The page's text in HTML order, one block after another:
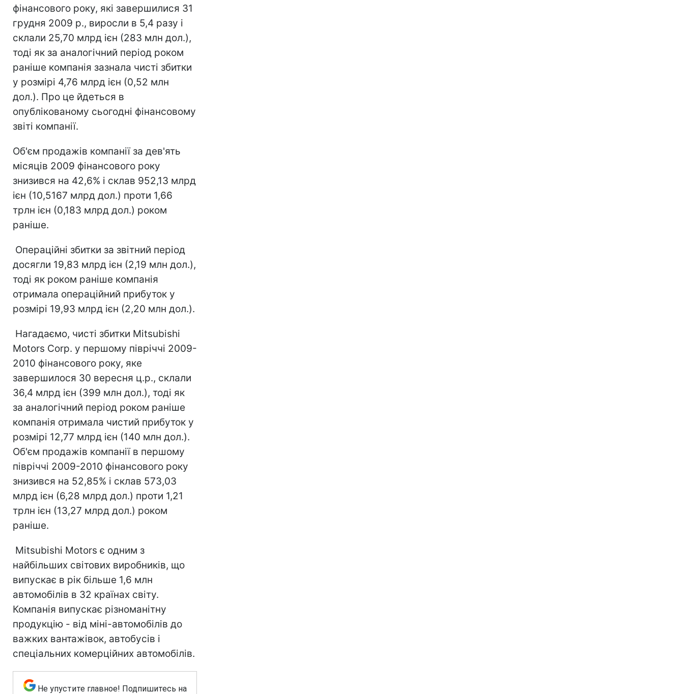
фінансового року, які завершилися 31
грудня 2009 р., виросли в 5,4 разу і
склали 25,70 млрд ієн (283 млн дол.),
тоді як за аналогічний період роком
раніше компанія зазнала чисті збитки
у розмірі 4,76 млрд ієн (0,52 млн
дол.). Про це йдеться в
опублікованому сьогодні фінансовому
звіті компанії.
Об'єм продажів компанії за дев'ять
місяців 2009 фінансового року
знизився на 42,6% і склав 952,13 млрд
ієн (10,5167 млрд дол.) проти 1,66
трлн ієн (0,183 млрд дол.) роком
раніше.
Операційні збитки за звітний період
досягли 19,83 млрд ієн (2,19 млн дол.),
тоді як роком раніше компанія
отримала операційний прибуток у
розмірі 19,93 млрд ієн (2,20 млн дол.).
Нагадаємо, чисті збитки Mitsubishi
Motors Corp. у першому півріччі 2009-
2010 фінансового року, яке
завершилося 30 вересня ц.р., склали
36,4 млрд ієн (399 млн дол.), тоді як
за аналогічний період роком раніше
компанія отримала чистий прибуток у
розмірі 12,77 млрд ієн (140 млн дол.).
Об'єм продажів компанії в першому
півріччі 2009-2010 фінансового року
знизився на 52,85% і склав 573,03
млрд ієн (6,28 млрд дол.) проти 1,21
трлн ієн (13,27 млрд дол.) роком
раніше.
Mitsubishi Motors є одним з
найбільших світових виробників, що
випускає в рік більше 1,6 млн
автомобілів в 32 країнах світу.
Компанія випускає різноманітну
продукцію - від міні-автомобілів до
важких вантажівок, автобусів і
спеціальних комерційних автомобілів.
Не упустите главное! Подпишитесь на